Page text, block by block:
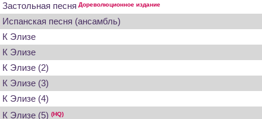
Застольная песня Дореволюционное издание
Испанская песня (ансамбль)
К Элизе
К Элизе
К Элизе (2)
К Элизе (3)
К Элизе (4)
К Элизе (5) (HQ)